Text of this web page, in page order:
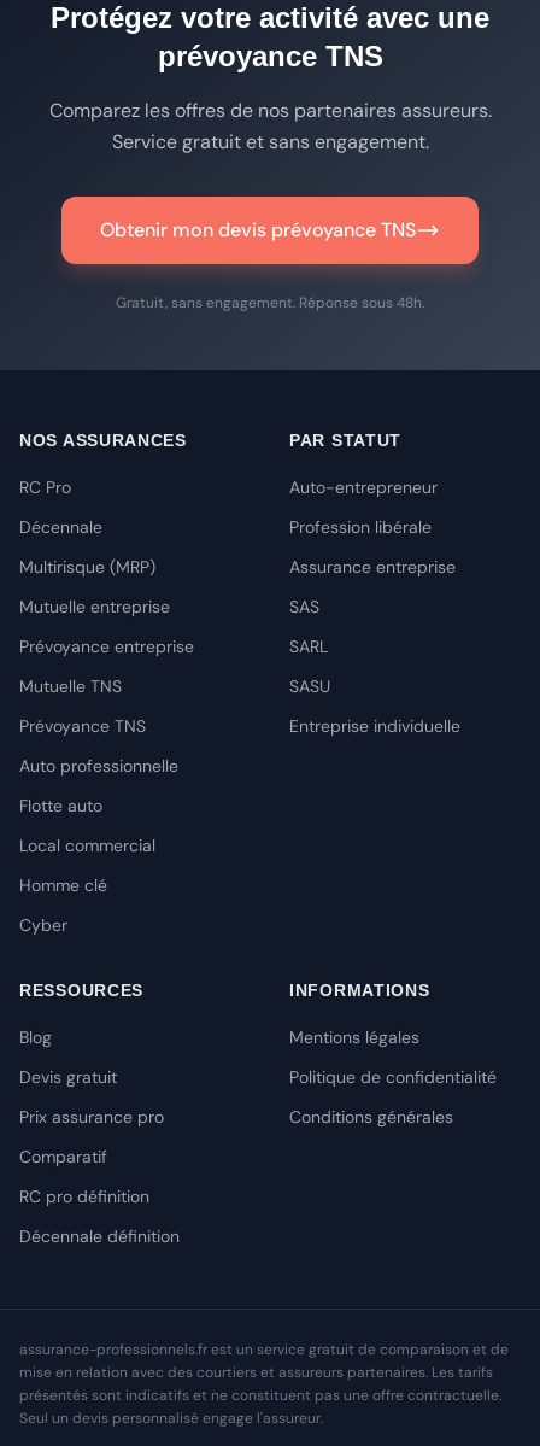
Protégez votre activité avec une
prévoyance TNS
Comparez les offres de nos partenaires assureurs.
Service gratuit et sans engagement.
Obtenir mon devis prévoyance TNS
Gratuit, sans engagement. Réponse sous 48h.
NOS ASSURANCES
RC Pro
Décennale
Multirisque (MRP)
Mutuelle entreprise
Prévoyance entreprise
Mutuelle TNS
Prévoyance TNS
Auto professionnelle
Flotte auto
Local commercial
Homme clé
Cyber
PAR STATUT
Auto-entrepreneur
Profession libérale
Assurance entreprise
SAS
SARL
SASU
Entreprise individuelle
RESSOURCES
Blog
Devis gratuit
Prix assurance pro
Comparatif
RC pro définition
Décennale définition
INFORMATIONS
Mentions légales
Politique de confidentialité
Conditions générales
assurance-professionnels.fr est un service gratuit de comparaison et de
mise en relation avec des courtiers et assureurs partenaires. Les tarifs
présentés sont indicatifs et ne constituent pas une offre contractuelle.
Seul un devis personnalisé engage l'assureur.